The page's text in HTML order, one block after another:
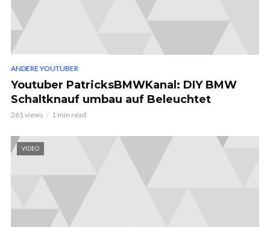
ANDERE YOUTUBER
Youtuber PatricksBMWKanal: DIY BMW
Schaltknauf umbau auf Beleuchtet
261 views 1 min read
VIDEO